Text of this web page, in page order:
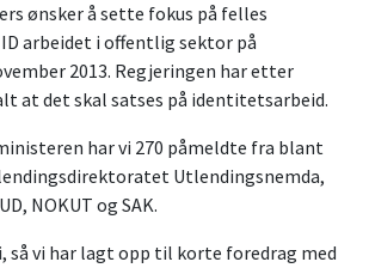
ønsker å sette fokus på felles
arbeidet i offentlig sektor på
2013. Regjeringen har etter
at det skal satses på identitetsarbeid.
har vi 270 påmeldte fra blant
Utlendingsnemda,
NOKUT og SAK.
så vi har lagt opp til korte foredrag med